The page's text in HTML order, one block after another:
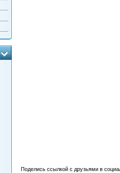
Поделись ссылкой с друзьями в